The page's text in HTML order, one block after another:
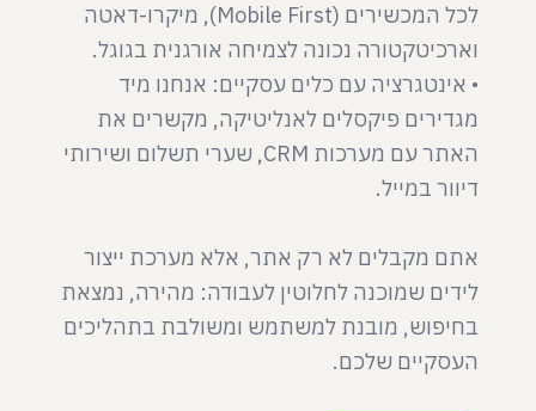
לכל המכשירים (Mobile First), מיקרו-דאטה
• אינטגרציה עם כלים עסקיים: אנחנו מיד
מגדירים פיקסלים לאנליטיקה, מקשרים את
האתר עם מערכות CRM, שערי תשלום ושירותי
אתם מקבלים לא רק אתר, אלא מערכת ייצור
לידים שמוכנה לחלוטין לעבודה: מהירה, נמצאת
בחיפוש, מובנת למשתמש ומשולבת בתהליכים
העסקיים שלכם.